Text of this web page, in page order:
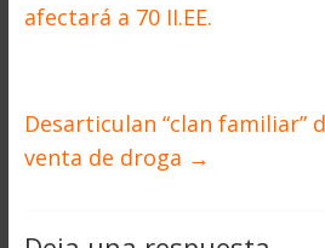
afectará a 70 II.EE.
Desarticulan “clan familiar”
venta de droga →